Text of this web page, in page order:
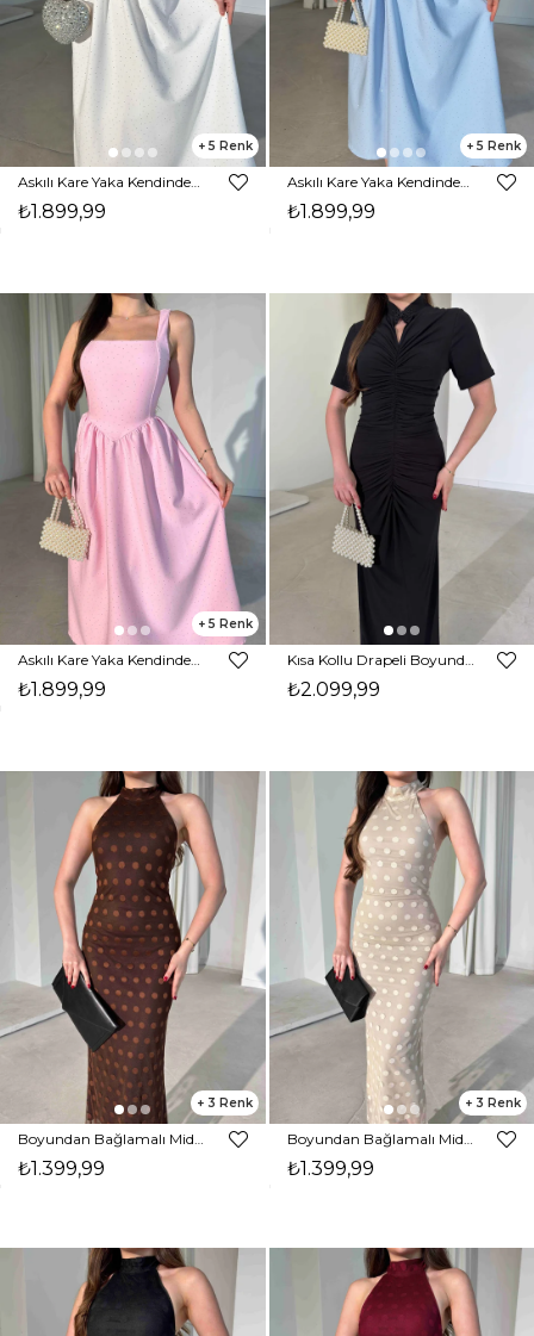
5
₺1.899,99
5
Askılı Kare Yaka Kendinden Kuşaklı Taşlı Mavi Aden Kadın Elbise 26Y316
₺1.899,99
5
Askılı Kare Yaka Kendinden Kuşaklı Taşlı Pembe Aden Kadın Elbise 26Y316
₺1.899,99
Kısa Kollu Drapeli Boyundan Düğmeli Sİyah Jesse Kadın Elbise 26Y287
₺2.099,99
3
Boyundan Bağlamalı Midi Boy Kahverengi Jonas Kadın Elbise 26Y284
₺1.399,99
3
Boyundan Bağlamalı Midi Boy Bej Jonas Kadın Elbise 26Y284
₺1.399,99